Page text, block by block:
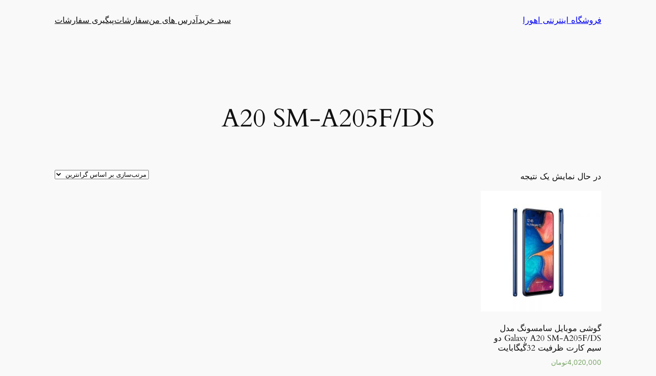
فروشگاه اینترنتی اهورا سبد خرید آدرس های منسفارشاتپیگیری سفارشات
A20 SM-A205F/DS
در حال نمایش یک نتیجه
گوشی موبایل سامسونگ مدل
Galaxy A20 SM-A205F/DS دو
سیم کارت ظرفیت 32گیگابایت
4,020,000تومان